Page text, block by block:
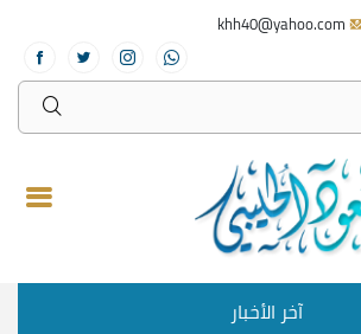
آخر الأخبار